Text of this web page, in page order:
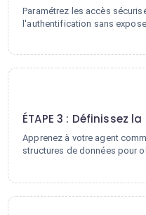
Paramétrez les accès
l'authentification sans
ÉTAPE 3 : Définissez
Apprenez à votre agent
structures de données pour